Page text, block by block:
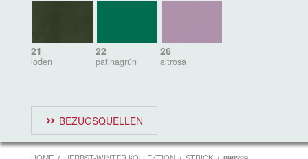
21
loden
22
patinagrün
26
altrosa
BEZUGSQUELLEN